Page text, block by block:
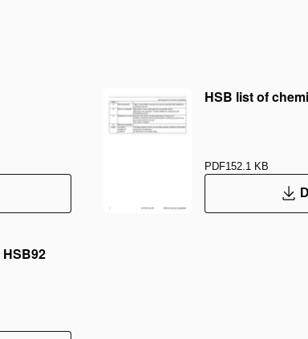
HSB list of
PDF152.1 KB